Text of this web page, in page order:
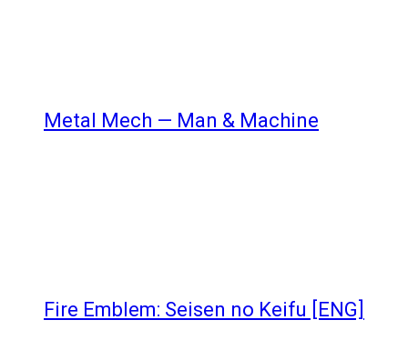
Metal Mech — Man & Machine
Fire Emblem: Seisen no Keifu [ENG]